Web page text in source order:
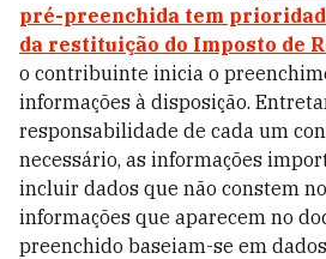
pré-preenchida tem
da restituição do Imposto de
o contribuinte inicia o
informações à disposição.
responsabilidade de cada um
necessário, as informações
incluir dados que não constem
informações que aparecem no
preenchido baseiam-se em